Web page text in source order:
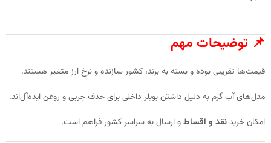
📌 توضیحات مهم
قیمت‌ها تقریبی بوده و بسته به برند، کشور سازنده و نرخ ارز متغیر هستند.
مدل‌های آب گرم به دلیل داشتن بویلر داخلی برای حذف چربی و روغن ایده‌آل‌اند.
امکان خریدنقد و اقساطو ارسال به سراسر کشور فراهم است.